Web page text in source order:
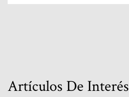
Artículos De Interés